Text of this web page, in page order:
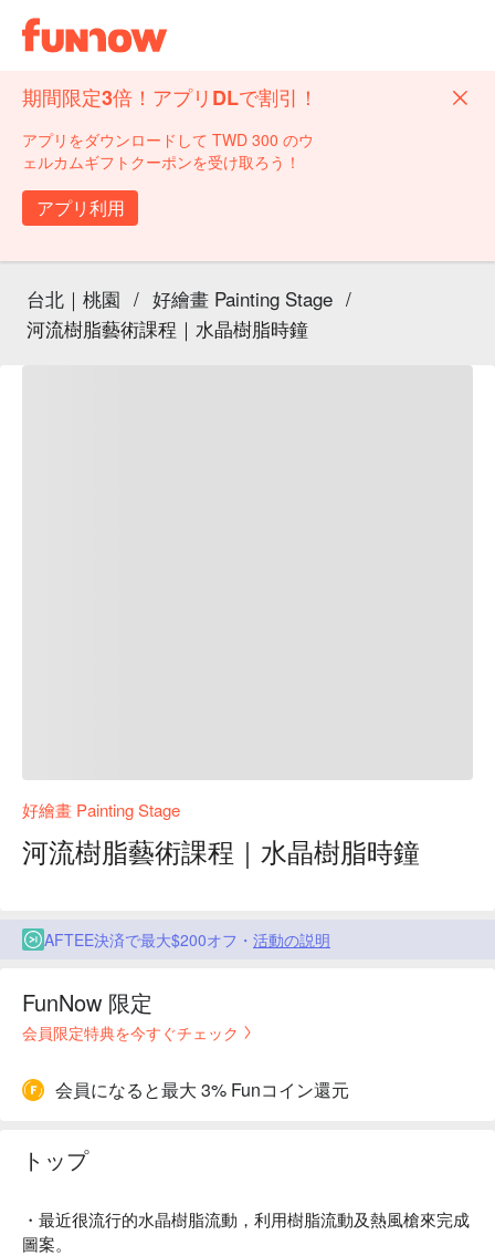
期間限定3倍！アプリDLで割引！
アプリをダウンロードして TWD 300 のウ
ェルカムギフトクーポンを受け取ろう！
アプリ利用
台北｜桃園 / 好繪畫 Painting Stage /
河流樹脂藝術課程｜水晶樹脂時鐘
好繪畫 Painting Stage
河流樹脂藝術課程｜水晶樹脂時鐘
AFTEE決済で最大$200オフ・ 活動の説明
FunNow 限定
会員限定特典を今すぐチェック
会員になると最大 3% Funコイン還元
トップ
・最近很流行的水晶樹脂流動，利用樹脂流動及熱風槍來完成
圖案。